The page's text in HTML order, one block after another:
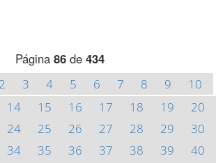
Página 86 de 434
2 3 4 5 6 7 8 9
10
14 15 16 17 18 19
20
24 25 26 27 28 29
30
34 35 36 37 38 39
40